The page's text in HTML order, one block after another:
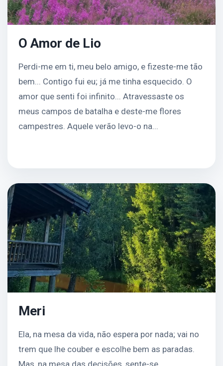
O Amor de Lio
Perdi-me em ti, meu belo amigo, e fizeste-me tão
bem... Contigo fui eu; já me tinha esquecido. O
amor que senti foi infinito... Atravessaste os
meus campos de batalha e deste-me flores
campestres. Aquele verão levo-o na...
Continuar leitura
Meri
Ela, na mesa da vida, não espera por nada; vai no
trem que lhe couber e escolhe bem as paradas.
Mas, na mesa das decisões, sente-se